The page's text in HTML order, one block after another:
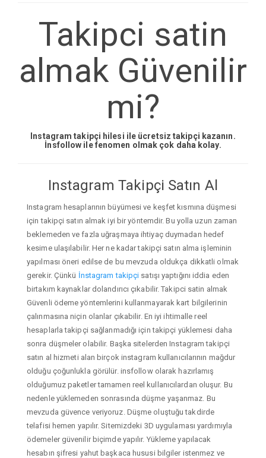
Takipci satin
almak Güvenilir
mi?
Instagram takipçi hilesi ile ücretsiz takipçi kazanın.
İnsfollow ile fenomen olmak çok daha kolay.
Instagram Takipçi Satın Al
Instagram hesaplarının büyümesi ve keşfet kısmına düşmesi
için takipçi satın almak iyi bir yöntemdir. Bu yolla uzun zaman
beklemeden ve fazla uğraşmaya ihtiyaç duymadan hedef
kesime ulaşılabilir. Her ne kadar takipçi satın alma işleminin
yapılması öneri edilse de bu mevzuda oldukça dikkatli olmak
gerekir. Çünkü İnstagram takipçi satışı yaptığını iddia eden
birtakım kaynaklar dolandırıcı çıkabilir. Takipci satin almak
Güvenli ödeme yöntemlerini kullanmayarak kart bilgilerinin
çalınmasına niçin olanlar çıkabilir. En iyi ihtimalle reel
hesaplarla takipçi sağlanmadığı için takipçi yüklemesi daha
sonra düşmeler olabilir. Başka sitelerden Instagram takipçi
satın al hizmeti alan birçok instagram kullanıcılarının mağdur
olduğu çoğunlukla görülür. insfollow olarak hazırlamış
olduğumuz paketler tamamen reel kullanıcılardan oluşur. Bu
nedenle yüklemeden sonrasında düşme yaşanmaz. Bu
mevzuda güvence veriyoruz. Düşme oluştuğu takdirde
telafisi hemen yapılır. Sitemizdeki 3D uygulaması yardımıyla
ödemeler güvenilir biçimde yapılır. Yükleme yapılacak
hesabın şifresi yahut başkaca hususi bilgiler istenmez ve